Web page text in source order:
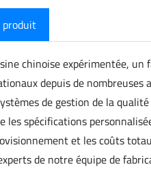
produit
chinoise expérimentée,
depuis de nombreuses
de gestion de la
les spécifications
et les coûts
de notre équipe de